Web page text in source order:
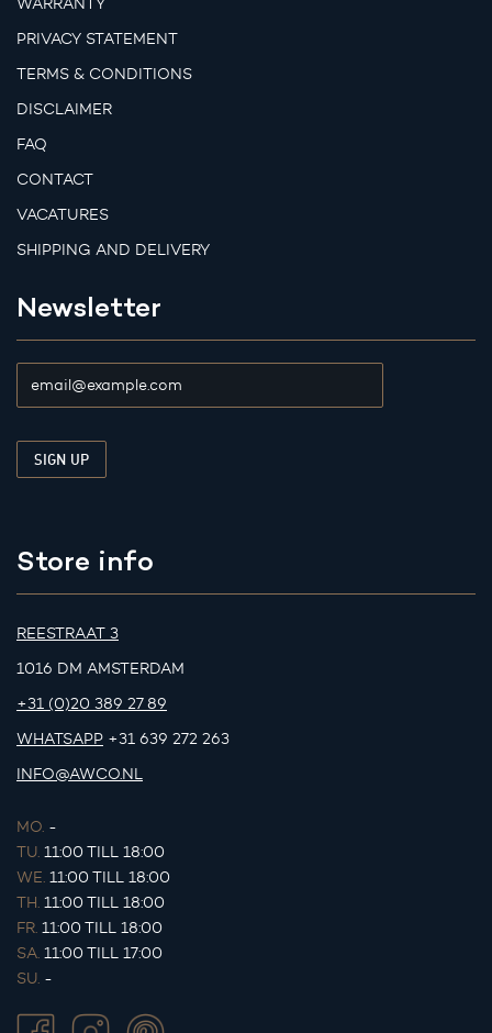
PRIVACY STATEMENT
TERMS & CONDITIONS
DISCLAIMER
FAQ
CONTACT
VACATURES
SHIPPING AND DELIVERY
Newsletter
Store info
REESTRAAT 3
1016 DM AMSTERDAM
+31 (0)20 389 27 89
WHATSAPP +31 639 272 263
INFO@AWCO.NL
MO. -
TU. 11:00 TILL 18:00
WE. 11:00 TILL 18:00
TH. 11:00 TILL 18:00
FR. 11:00 TILL 18:00
SA. 11:00 TILL 17:00
SU. -